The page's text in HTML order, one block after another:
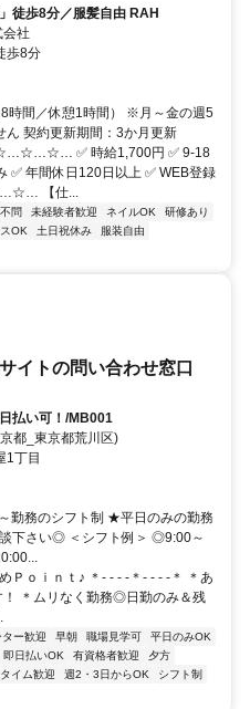
徒歩8分／服髪自由 RAH
社
歩8分
時間／休憩1時間） ※月～金の週5
契約更新期間：3か月更新
✅ 時給1,700円 ✅ 9-18
✅ 年間休日120日以上 ✅ WEB登録
【仕...
問 未経験者歓迎 ネイルOK
研修あり
OK 土日祝休み
服装自由
イトの問い合わせ窓口
払い可！/MB001
都_東京都荒川区)
1丁目
勤務のシフト制 ★平日のみの勤務
下さい◎ ＜シフト例＞ ◎9:00～
Ｐｏｉｎｔ♪ ＊- - - -＊- - - -＊ ＊あ
＊ムリなく勤務◎日勤のみ＆残
ター歓迎 早朝 職場見学可
平日のみOK
即日払いOK 有資格者歓迎
夕方
イム歓迎 週2・3日からOK
シフト制